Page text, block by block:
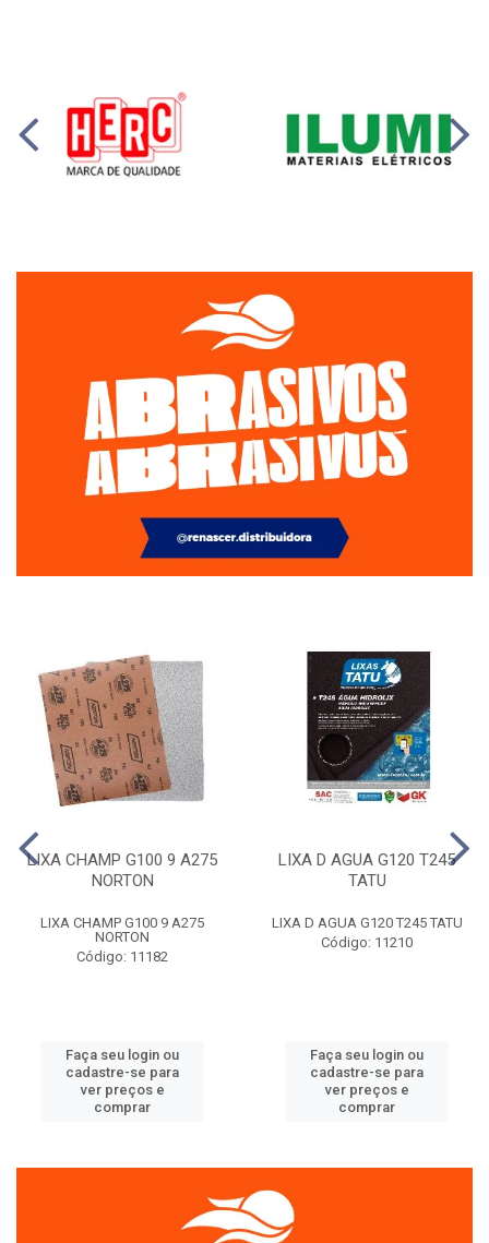
LIXA CHAMP G100 9 A275
NORTON
LIXA CHAMP G100 9 A275
NORTON
Código: 11182
Faça seu login ou
cadastre-se para
ver preços e
comprar
LIXA D AGUA G120 T245
TATU
LIXA D AGUA G120 T245 TATU
Código: 11210
Faça seu login ou
cadastre-se para
ver preços e
comprar